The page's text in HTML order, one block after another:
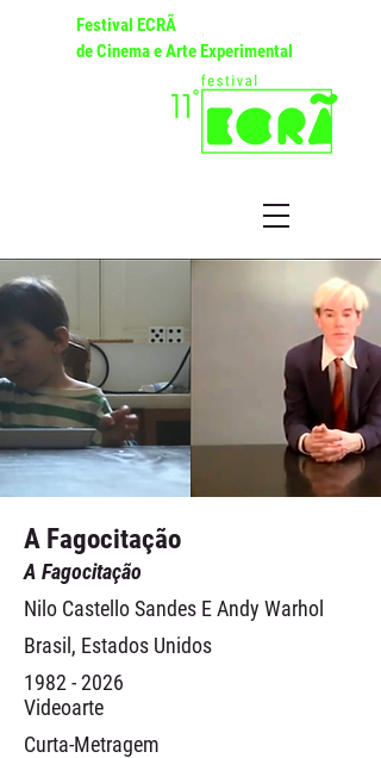
Festival ECRÃ
de Cinema e Arte Experimental
A Fagocitação
A Fagocitação
Nilo Castello Sandes E Andy Warhol
Brasil, Estados Unidos
1982 - 2026
Videoarte
Curta-Metragem